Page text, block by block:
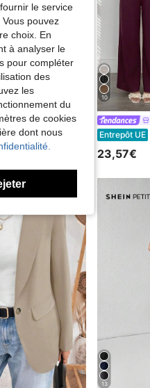
à simple boutonnage, Pantalon large plissé
10
Entrepôt UE
23,57€
13
le service
pouvez
choix. En
à analyser le
pour compléter
des
les
du
de cookies
dont nous